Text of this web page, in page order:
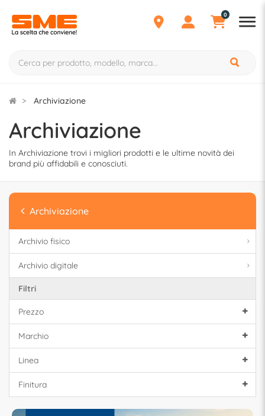
0
Archiviazione
Archiviazione
In Archiviazione trovi i migliori prodotti e le ultime novità dei
brand più affidabili e conosciuti.
Archiviazione
Archivio fisico
Archivio digitale
Filtri
Prezzo
Marchio
Linea
Finitura